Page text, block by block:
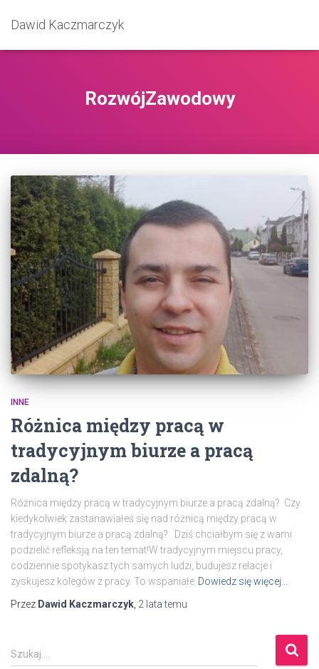
Dawid Kaczmarczyk
RozwójZawodowy
INNE
Różnica między pracą w
tradycyjnym biurze a pracą
zdalną?
Różnica między pracą w tradycyjnym biurze a pracą zdalną? Czy
kiedykolwiek zastanawiałeś się nad różnicą między pracą w
tradycyjnym biurze a pracą zdalną? Dziś chciałbym się z wami
podzielić refleksją na ten temat!W tradycyjnym miejscu pracy,
codziennie spotykasz tych samych ludzi, budujesz relacje i
zyskujesz kolegów z pracy. To wspaniałe Dowiedz się więcej…
Przez Dawid Kaczmarczyk 2 latatemu
S
z
Szukaj …